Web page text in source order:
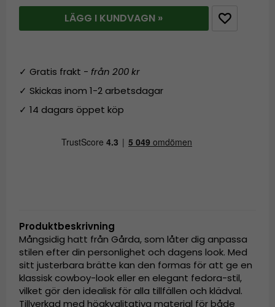
LÄGG I KUNDVAGN »
✓ Gratis frakt -från 200 kr
✓ Skickas inom 1-2 arbetsdagar
✓ 14 dagars öppet köp
Produktbeskrivning
Mångsidig hatt från Gårda, som låter dig anpassa
stilen efter din personlighet och dagens look. Med
sitt justerbara brätte kan den formas för att ge en
klassisk cowboy-look eller en elegant fedora-stil,
vilket gör den idealisk för alla tillfällen och klädval.
Tillverkad med högkvalitativa material för både